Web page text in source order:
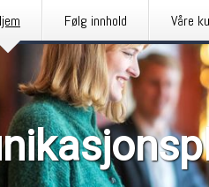
Følg innhold Våre